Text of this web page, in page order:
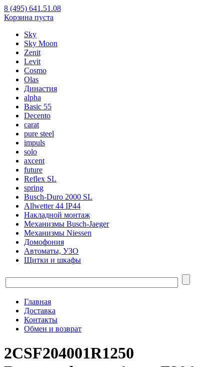
8 (495) 641.51.08
Корзина пуста
Sky
Sky Moon
Zenit
Levit
Cosmo
Olas
Династия
alpha
Basic 55
Decento
carat
pure steel
impuls
solo
axcent
future
Reflex SL
spring
Busch-Duro 2000 SL
Allwetter 44 IP44
Накладной монтаж
Механизмы Busch-Jaeger
Механизмы Niessen
Домофония
Автоматы, УЗО
Щитки и шкафы
Главная
Доставка
Контакты
Обмен и возврат
2CSF204001R1250